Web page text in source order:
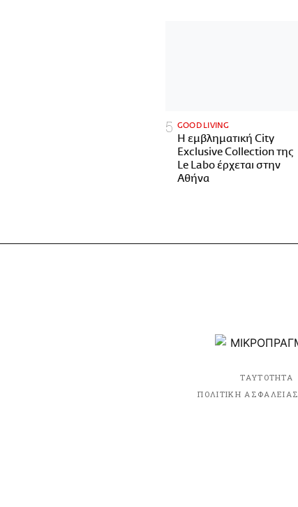
GOOD LIVING
Η εμβληματική City
Exclusive Collection της
Le Labo έρχεται στην
Αθήνα
ΤΑΥΤΟΤΗΤΑ
ΠΟΛΙΤΙΚΗ